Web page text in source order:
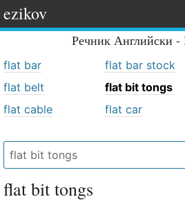
ezikov
Речник Английски -
flat bar flat bar stock
flat belt
flat bit tongs
flat cable
flat car
flat bit tongs